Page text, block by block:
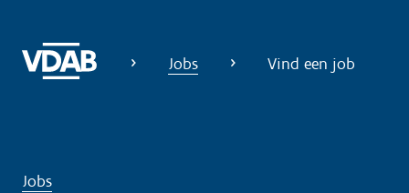
Jobs Vind een job
Jobs